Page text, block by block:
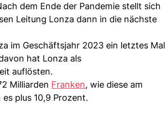
dem Ende der Pandemie stellt sich
Leitung Lonza dann in die nächste
im Geschäftsjahr 2023 ein letztes Mal
hat Lonza als
auflösten.
Milliarden Franken, wie diese am
plus 10,9 Prozent.